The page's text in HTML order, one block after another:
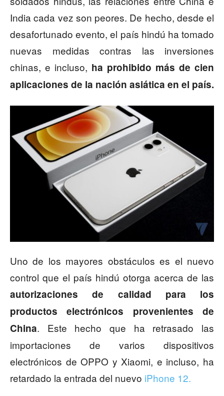
India cada vez son peores. De hecho, desde el
desafortunado evento, el país hindú ha tomado
nuevas medidas contras las inversiones
chinas, e incluso, ha prohibido más de cien
aplicaciones de la nación asiática en el país.
Uno de los mayores obstáculos es el nuevo
control que el país hindú otorga acerca de las
autorizaciones de calidad para los
productos electrónicos provenientes de
China. Este hecho que ha retrasado las
importaciones de varios dispositivos
electrónicos de OPPO y Xiaomi, e incluso, ha
retardado la entrada del nuevo iPhone 12.